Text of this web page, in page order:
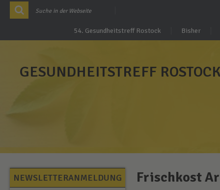
54. Gesundheitstreff Rostock Bisher
GESUNDHEITSTREFF
Frischkost
NEWSLETTERANMELDUNG